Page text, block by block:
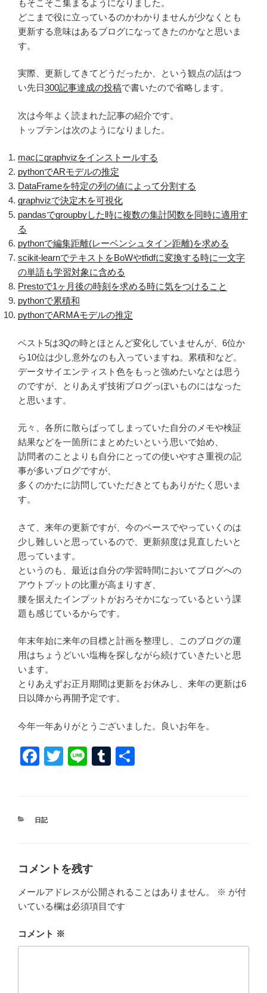
もそこそこ集まるようになりました。
どこまで役に立っているのかわかりませんが少なくとも
更新する意味はあるブログになってきたのかなと思いま
す。
実際、更新してきてどうだったか、という観点の話はつ
い先日300記事達成の投稿で書いたので省略します。
次は今年よく読まれた記事の紹介です。
トップテンは次のようになりました。
macにgraphvizをインストールする
pythonでARモデルの推定
DataFrameを特定の列の値によって分割する
graphvizで決定木を可視化
pandasでgroupbyした時に複数の集計関数を同時に適用す
る
pythonで編集距離(レーベンシュタイン距離)を求める
scikit-learnでテキストをBoWやtfidfに変換する時に一文字
の単語も学習対象に含める
Prestoで1ヶ月後の時刻を求める時に気をつけること
pythonで累積和
pythonでARMAモデルの推定
ベスト5は3Qの時とほとんど変化していませんが、6位か
ら10位は少し意外なのも入っていますね。累積和など。
データサイエンティスト色をもっと強めたいなとは思う
のですが、とりあえず技術ブログっぽいものにはなった
と思います。
元々、各所に散らばってしまっていた自分のメモや検証
結果などを一箇所にまとめたいという思いで始め、
訪問者のことよりも自分にとっての使いやすさ重視の記
事が多いブログですが、
多くのかたに訪問していただきとてもありがたく思いま
す。
さて、来年の更新ですが、今のペースでやっていくのは
少し難しいと思っているので、更新頻度は見直したいと
思っています。
というのも、最近は自分の学習時間においてブログへの
アウトプットの比重が高まりすぎ、
腰を据えたインプットがおろそかになっているという課
題も感じているからです。
年末年始に来年の目標と計画を整理し、このブログの運
用はちょうどいい塩梅を探しながら続けていきたいと思
います。
とりあえずお正月期間は更新をお休みし、来年の更新は6
日以降から再開予定です。
今年一年ありがとうございました。良いお年を。
F
e
o
k
T
Li
T
カ
日記
コメントを残す
メールアドレスが公開されることはありません。 ※ が付
いている欄は必須項目です
コメント ※